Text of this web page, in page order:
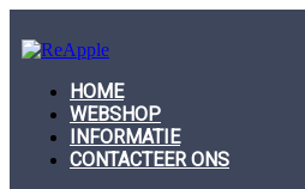
to
content
HOME
WEBSHOP
INFORMATIE
CONTACTEER ONS